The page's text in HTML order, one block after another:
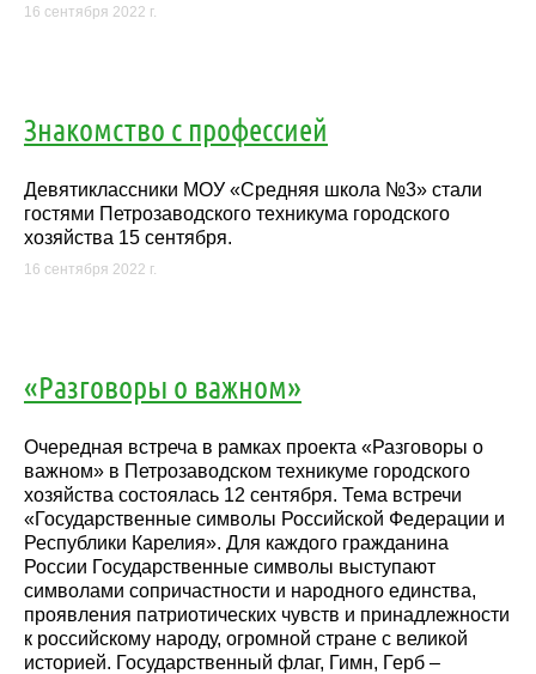
16 сентября 2022 г.
Знакомство с профессией
Девятиклассники МОУ «Средняя школа №3» стали
гостями Петрозаводского техникума городского
хозяйства 15 сентября.
16 сентября 2022 г.
«Разговоры о важном»
Очередная встреча в рамках проекта «Разговоры о
важном» в Петрозаводском техникуме городского
хозяйства состоялась 12 сентября. Тема встречи
«Государственные символы Российской Федерации и
Республики Карелия». Для каждого гражданина
России Государственные символы выступают
символами сопричастности и народного единства,
проявления патриотических чувств и принадлежности
к российскому народу, огромной стране с великой
историей. Государственный флаг, Гимн, Герб –